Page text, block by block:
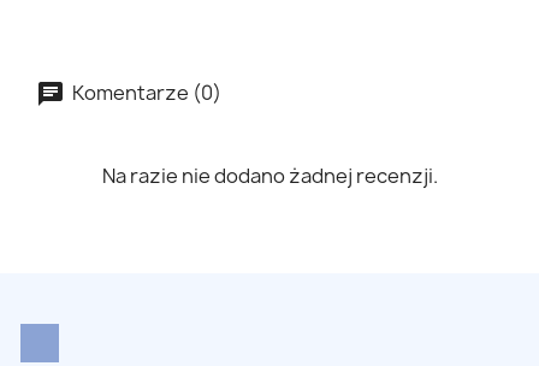
Komentarze (0)
Na razie nie dodano żadnej recenzji.